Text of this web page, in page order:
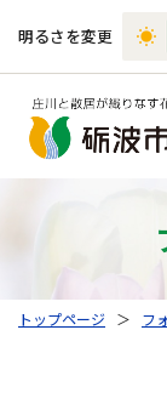
明るさを変更
トップページ ＞ フ